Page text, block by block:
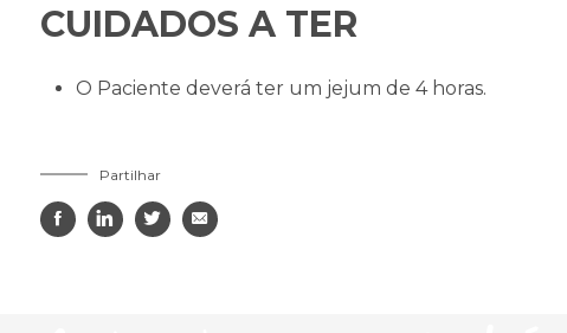
CUIDADOS A TER
O Paciente deverá ter um jejum de 4 horas.
Partilhar
   